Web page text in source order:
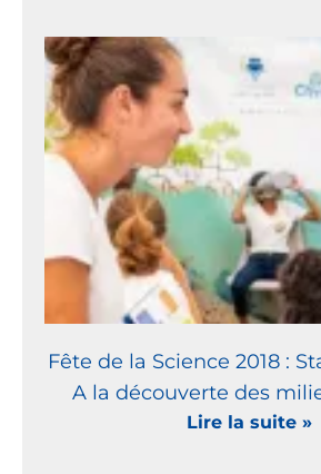
Fête de la Science 2018 :
A la découverte des
Lire la suite »